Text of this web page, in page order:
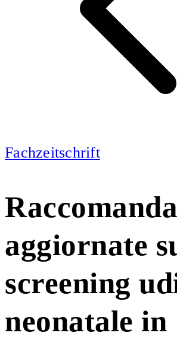
Fachzeitschrift
aggiornate
screening
neonatale in